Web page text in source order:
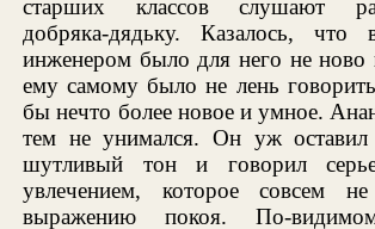
старших классов слушают
добряка-дядьку. Казалось, что
инженером было для него не ново
ему самому было не лень
бы нечто более новое и умное.
тем не унимался. Он уж
шутливый тон и говорил
увлечением, которое совсем
выражению покоя. По-